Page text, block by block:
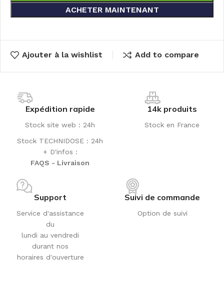
ACHETER MAINTENANT
Ajouter à la wishlist Add to compare
Expédition rapide
Stock site web : 24h
Stock TECHNIDOSE : 24h
+ D'infos :
FAQS - Livraison
14k produits
Stock en France
Support
Service d'assistance
du
lundi au vendredi
durant nos
horaires d'ouverture
Suivi de commande
Option de suivi